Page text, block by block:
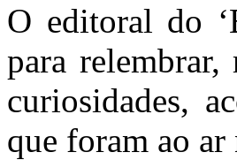
O editoral do
para relembrar,
curiosidades,
que foram ao ar